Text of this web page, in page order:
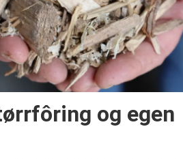
og egen